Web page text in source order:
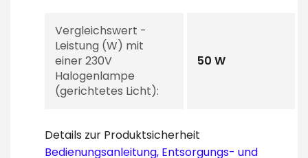
Vergleichswert -
Leistung (W) mit
einer 230V
Halogenlampe
(gerichtetes Licht):
50 W
Details zur Produktsicherheit
Bedienungsanleitung, Entsorgungs- und